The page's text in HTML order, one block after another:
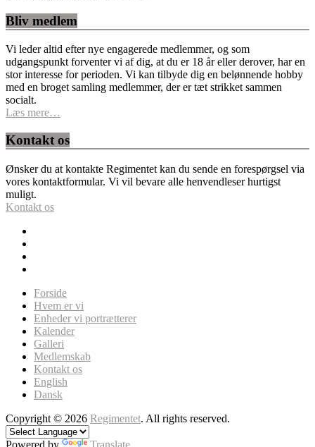
Bliv medlem
Vi leder altid efter nye engagerede medlemmer, og som
udgangspunkt forventer vi af dig, at du er 18 år eller derover, har en
stor interesse for perioden. Vi kan tilbyde dig en belønnende hobby
med en broget samling medlemmer, der er tæt strikket sammen
socialt.
Læs mere…
Kontakt os
Ønsker du at kontakte Regimentet kan du sende en forespørgsel via
vores kontaktformular. Vi vil bevare alle henvendleser hurtigst
muligt.
Kontakt os
Forside
Hvem er vi
Enheder vi portrætterer
Kalender
Galleri
Medlemskab
Kontakt os
English
Dansk
Copyright © 2026 Regimentet. All rights reserved.
Powered by Translate